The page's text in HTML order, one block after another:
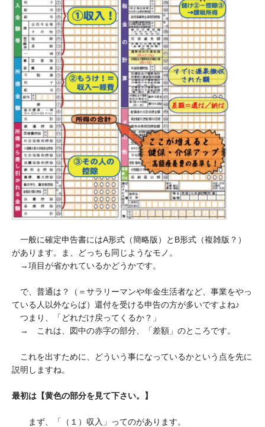
一般に確定申告書にはA形式（簡略版）とB形式（複雑版？）
があります。ま、どっちも同じようなモノ。
→項目が省かれているかどうかです。
で、普通は？（＝サラリーマンや年金生活者など、事業をやっ
ている人以外ならば）還付を受ける申告の方が多いですよね♪
つまり、「どれだけ戻ってくるか？」
→ これは、図中の赤字の部分、「差額」のところです。
これを出すために、どういう事になっているかという点を先に
説明しますね。
最初は【黄色の部分を見て下さい。】
まず、「（１）収入」ってのがあります。